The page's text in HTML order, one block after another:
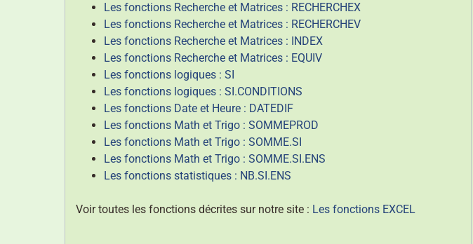
Les fonctions Recherche et Matrices : RECHERCHEX
Les fonctions Recherche et Matrices : RECHERCHEV
Les fonctions Recherche et Matrices : INDEX
Les fonctions Recherche et Matrices : EQUIV
Les fonctions logiques : SI
Les fonctions logiques : SI.CONDITIONS
Les fonctions Date et Heure : DATEDIF
Les fonctions Math et Trigo : SOMMEPROD
Les fonctions Math et Trigo : SOMME.SI
Les fonctions Math et Trigo : SOMME.SI.ENS
Les fonctions statistiques : NB.SI.ENS
Voir toutes les fonctions décrites sur notre site : Les fonctions EXCEL